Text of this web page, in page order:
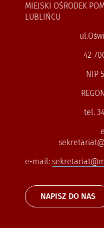
MIEJSKI OŚRODEK
LUBLIŃCU
42-
NIP
tel.
e-mail:
NAPISZ DO NAS